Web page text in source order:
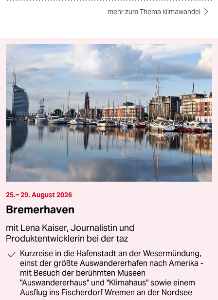
mehr zum Thema klimawandel
25.– 29. August 2026
Bremerhaven
mit Lena Kaiser, Journalistin und
Produktentwicklerin bei der taz
Kurzreise in die Hafenstadt an der Wesermündung,
einst der größte Auswandererhafen nach Amerika -
mit Besuch der berühmten Museen
"Auswandererhaus" und "Klimahaus" sowie einem
Ausflug ins Fischerdorf Wremen an der Nordsee